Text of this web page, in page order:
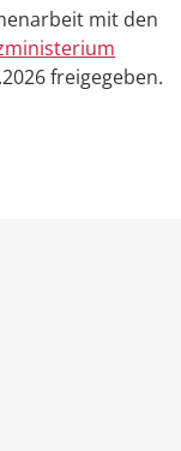
mit den
freigegeben.